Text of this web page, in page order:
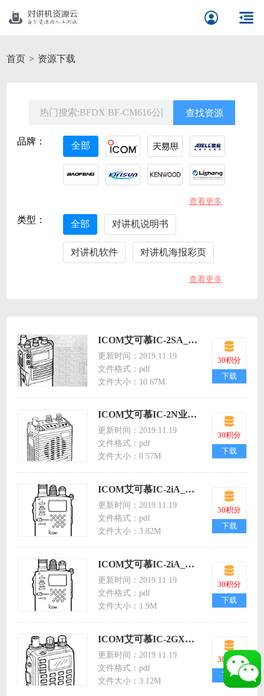
首页 资源下载
品牌： 全部
查看更多
类型： 全部 对讲机说明书
对讲机软件 对讲机海报彩页
对讲机证书查看更多
ICOM艾可慕IC-2SA_2SE_techtalk业余手持对讲机icom2sa/2se/techtalk英文说明书
更新时间：2019.11.19
文件格式：pdf
文件大小：10.67M
30积分
下载
ICOM艾可慕IC-2N业余手持对讲机icom2n英文说明书
更新时间：2019.11.19
文件格式：pdf
文件大小：0.57M
30积分
下载
ICOM艾可慕IC-2iA_E_4iA_E_Techtalk快速设置业余手持对讲机icom2ia/e/4ia/etechtalk英文说明书
更新时间：2019.11.19
文件格式：pdf
文件大小：3.82M
30积分
下载
ICOM艾可慕IC-2iA_E_4iA_E业余手持对讲机icom2ia/e/4ia/e英文说明书
更新时间：2019.11.19
文件格式：pdf
文件大小：1.9M
30积分
下载
ICOM艾可慕IC-2GXA_Series(ENG)业余手持对讲机icomgxa/series(eng)英文说明书
更新时间：2019.11.19
文件格式：pdf
文件大小：3.12M
30积分
下载